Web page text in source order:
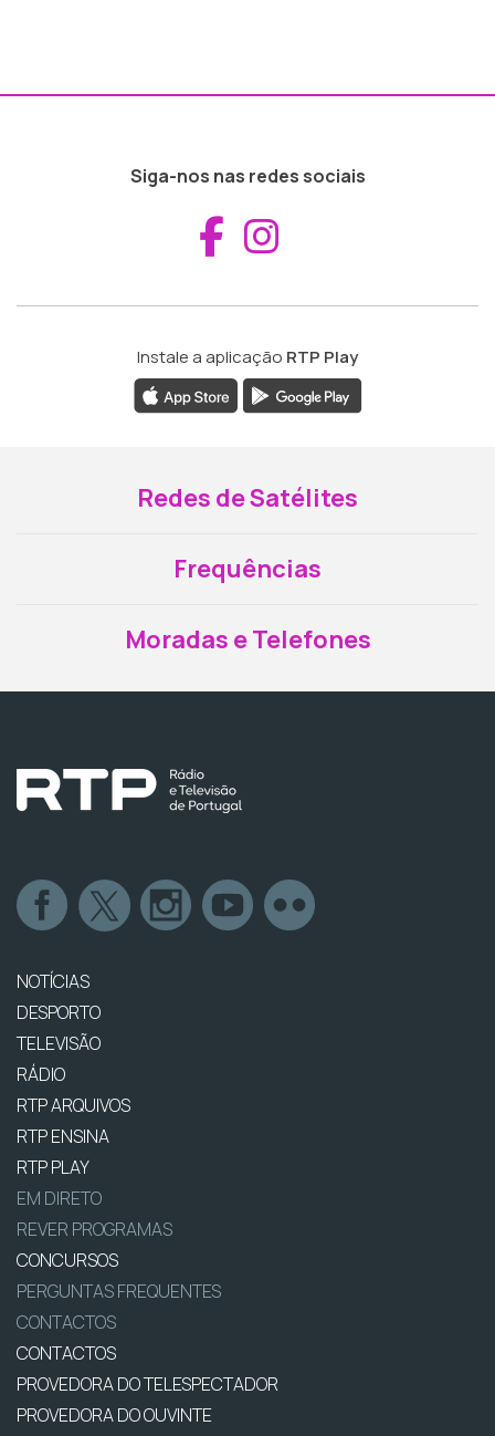
Siga-nos nas redes sociais
Aceder ao
Instale a aplicação RTP Play
Redes de Satélites
Frequências
Moradas e Telefones
NOTÍCIAS
DESPORTO
TELEVISÃO
RÁDIO
RTP ARQUIVOS
RTP ENSINA
RTP PLAY
EM DIRETO
REVER PROGRAMAS
CONCURSOS
PERGUNTAS FREQUENTES
CONTACTOS
CONTACTOS
PROVEDORA DO TELESPECTADOR
PROVEDORA DO OUVINTE